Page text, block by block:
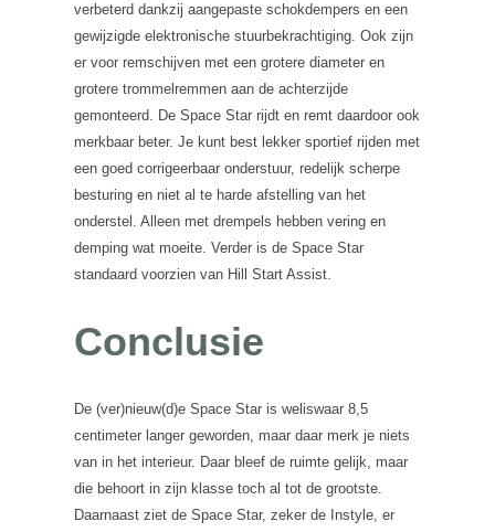
verbeterd dankzij aangepaste schokdempers en een
gewijzigde elektronische stuurbekrachtiging. Ook zijn
er voor remschijven met een grotere diameter en
grotere trommelremmen aan de achterzijde
gemonteerd. De Space Star rijdt en remt daardoor ook
merkbaar beter. Je kunt best lekker sportief rijden met
een goed corrigeerbaar onderstuur, redelijk scherpe
besturing en niet al te harde afstelling van het
onderstel. Alleen met drempels hebben vering en
demping wat moeite. Verder is de Space Star
standaard voorzien van Hill Start Assist.
Conclusie
De (ver)nieuw(d)e Space Star is weliswaar 8,5
centimeter langer geworden, maar daar merk je niets
van in het interieur. Daar bleef de ruimte gelijk, maar
die behoort in zijn klasse toch al tot de grootste.
Daarnaast ziet de Space Star, zeker de Instyle, er